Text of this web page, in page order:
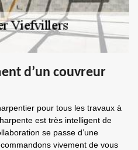
d’un couvreur
pour tous les travaux à
est très intelligent de
se passe d’une
vivement de vous